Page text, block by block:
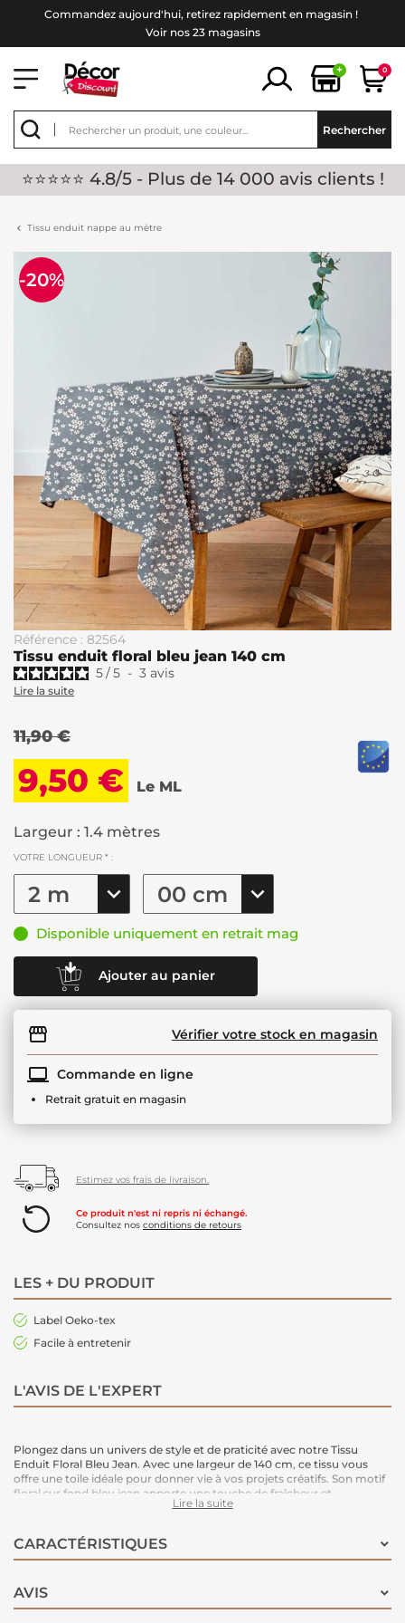
Commandez aujourd'hui, retirez rapidement en magasin !
Voir nos 23 magasins
+ 0
Rechercher
⭐⭐⭐⭐⭐ 4.8/5 - Plus de 14 000 avis clients !
Tissu enduit nappe au mètre
-20%
Référence : 82564
Tissu enduit floral bleu jean 140 cm
5/5 - 3 avis
Lire la suite
11,90 €
9,50 € Le ML
Largeur : 1.4 mètres
VOTRE LONGUEUR * :
Disponible uniquement en retrait mag
Ajouter au panier
Vérifier votre stock en magasin
Commande en ligne
Retrait gratuit en magasin
Estimez vos frais de livraison.
Ce produit n'est ni repris ni échangé.
Consultez nos conditions de retours
LES + DU PRODUIT
Label Oeko-tex
Facile à entretenir
L'AVIS DE L'EXPERT
Plongez dans un univers de style et de praticité avec notre Tissu
Enduit Floral Bleu Jean. Avec une largeur de 140 cm, ce tissu vous
offre une toile idéale pour donner vie à vos projets créatifs. Son motif
floral sur fond bleu jean apporte une touche de fraîcheur et
d'originalité à vos réalisations. Polyvalent et durable, ce tissu enduit
le rend facile à entretenir et résistant aux taches, vous assurant ainsi
des créations aussi pratiques que stylées. Laissez libre cours à votre
Lire la suite
CARACTÉRISTIQUES
AVIS